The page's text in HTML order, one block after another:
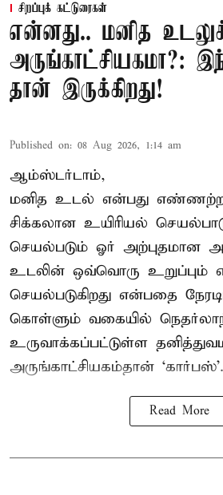
சிறப்புக் கட்டுரைகள்
என்னது.. மனித
அருங்காட்சியகமா?:
தான் இருக்கிறது!
Published on: 08 Aug 2026, 1:14 am
ஆம்ஸ்டர்டாம்,
மனித உடல் என்பது எண்ணற்ற
சிக்கலான உயிரியல்
செயல்படும் ஓர் அற்புதமான
உடலின் ஒவ்வொரு உறுப்பும்
செயல்படுகிறது என்பதை
கொள்ளும் வகையில்
உருவாக்கப்பட்டுள்ள
அருங்காட்சியகம்தான் ‘கார்பஸ்’.
Read More